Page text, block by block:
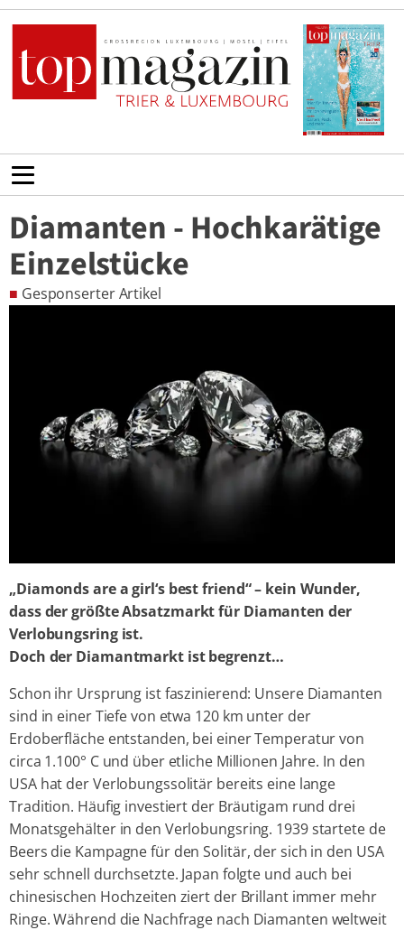
Diamanten - Hochkarätige
Einzelstücke
■ Gesponserter Artikel
„Diamonds are a girl‘s best friend“ – kein Wunder,
dass der größteAbsatzmarkt für Diamanten der
Verlobungsring ist.
Doch der Diamantmarkt ist begrenzt…
Schon ihr Ursprung ist faszinierend: Unsere Diamanten
sind in einer Tiefe von etwa 120 km unter der
Erdoberfläche entstanden, bei einer Temperatur von
circa 1.100° C und über etliche Millionen Jahre. In den
USA hat der Verlobungssolitär bereits eine lange
Tradition. Häufig investiert der Bräutigam rund drei
Monatsgehälter in den Verlobungsring. 1939 startete de
Beers die Kampagne für den Solitär, der sich in den USA
sehr schnell durchsetzte. Japan folgte und auch bei
chinesischen Hochzeiten ziert der Brillant immer mehr
Ringe. Während die Nachfrage nach Diamanten weltweit